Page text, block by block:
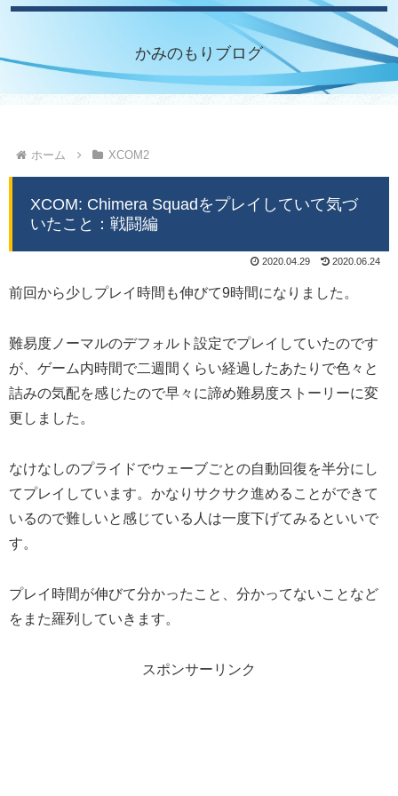
かみのもりブログ
ホーム XCOM2
XCOM: Chimera Squadをプレイしていて気づ
いたこと：戦闘編
2020.04.29 2020.06.24
前回から少しプレイ時間も伸びて9時間になりました。
難易度ノーマルのデフォルト設定でプレイしていたのです
が、ゲーム内時間で二週間くらい経過したあたりで色々と
詰みの気配を感じたので早々に諦め難易度ストーリーに変
更しました。
なけなしのプライドでウェーブごとの自動回復を半分にし
てプレイしています。かなりサクサク進めることができて
いるので難しいと感じている人は一度下げてみるといいで
す。
プレイ時間が伸びて分かったこと、分かってないことなど
をまた羅列していきます。
スポンサーリンク